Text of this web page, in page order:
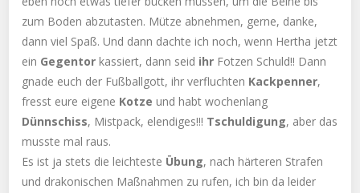
zum Boden abzutasten. Mütze abnehmen, gerne, danke,
dann viel Spaß. Und dann dachte ich noch, wenn Hertha jetzt
ein Gegentorkassiert, dann seid ihr Fotzen Schuld!! Dann
gnade euch der Fußballgott, ihr verfluchten Kackpenner,
fresst eure eigene Kotzeund habt wochenlang
Dünnschiss, Mistpack, elendiges!!! Tschuldigung, aber das
musste mal raus.
Es ist ja stets die leichteste Übung, nach härteren Strafen
und drakonischen Maßnahmen zu rufen, ich bin da leider